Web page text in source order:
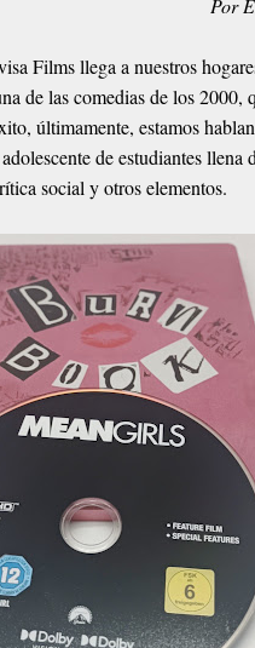
Por
Films llega a nuestros
de las comedias de los 2000,
últimamente, estamos
de estudiantes llena
social y otros elementos.